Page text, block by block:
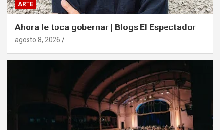
ARTE
Ahora le toca gobernar | Blogs El Espectador
agosto 8, 2026